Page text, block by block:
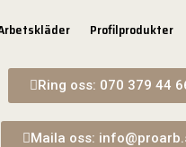
Profilprodukter
Ring oss: 070 379 44
Maila oss: